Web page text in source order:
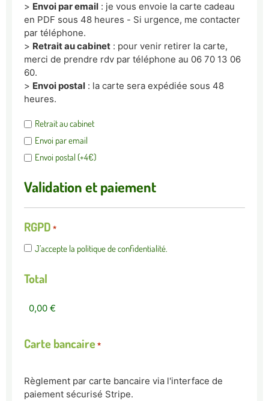
> Envoi par email : je vous envoie la carte cadeau
en PDF sous 48 heures - Si urgence, me contacter
par téléphone.
> Retrait au cabinet : pour venir retirer la carte,
merci de prendre rdv par téléphone au 06 70 13 06
60.
> Envoi postal : la carte sera expédiée sous 48
heures.
Retrait au cabinet
Envoi par email
Envoi postal (+4€)
Validation et paiement
RGPD *
J’accepte la politique de confidentialité.
Total
Carte bancaire *
Règlement par carte bancaire via l'interface de
paiement sécurisé Stripe.